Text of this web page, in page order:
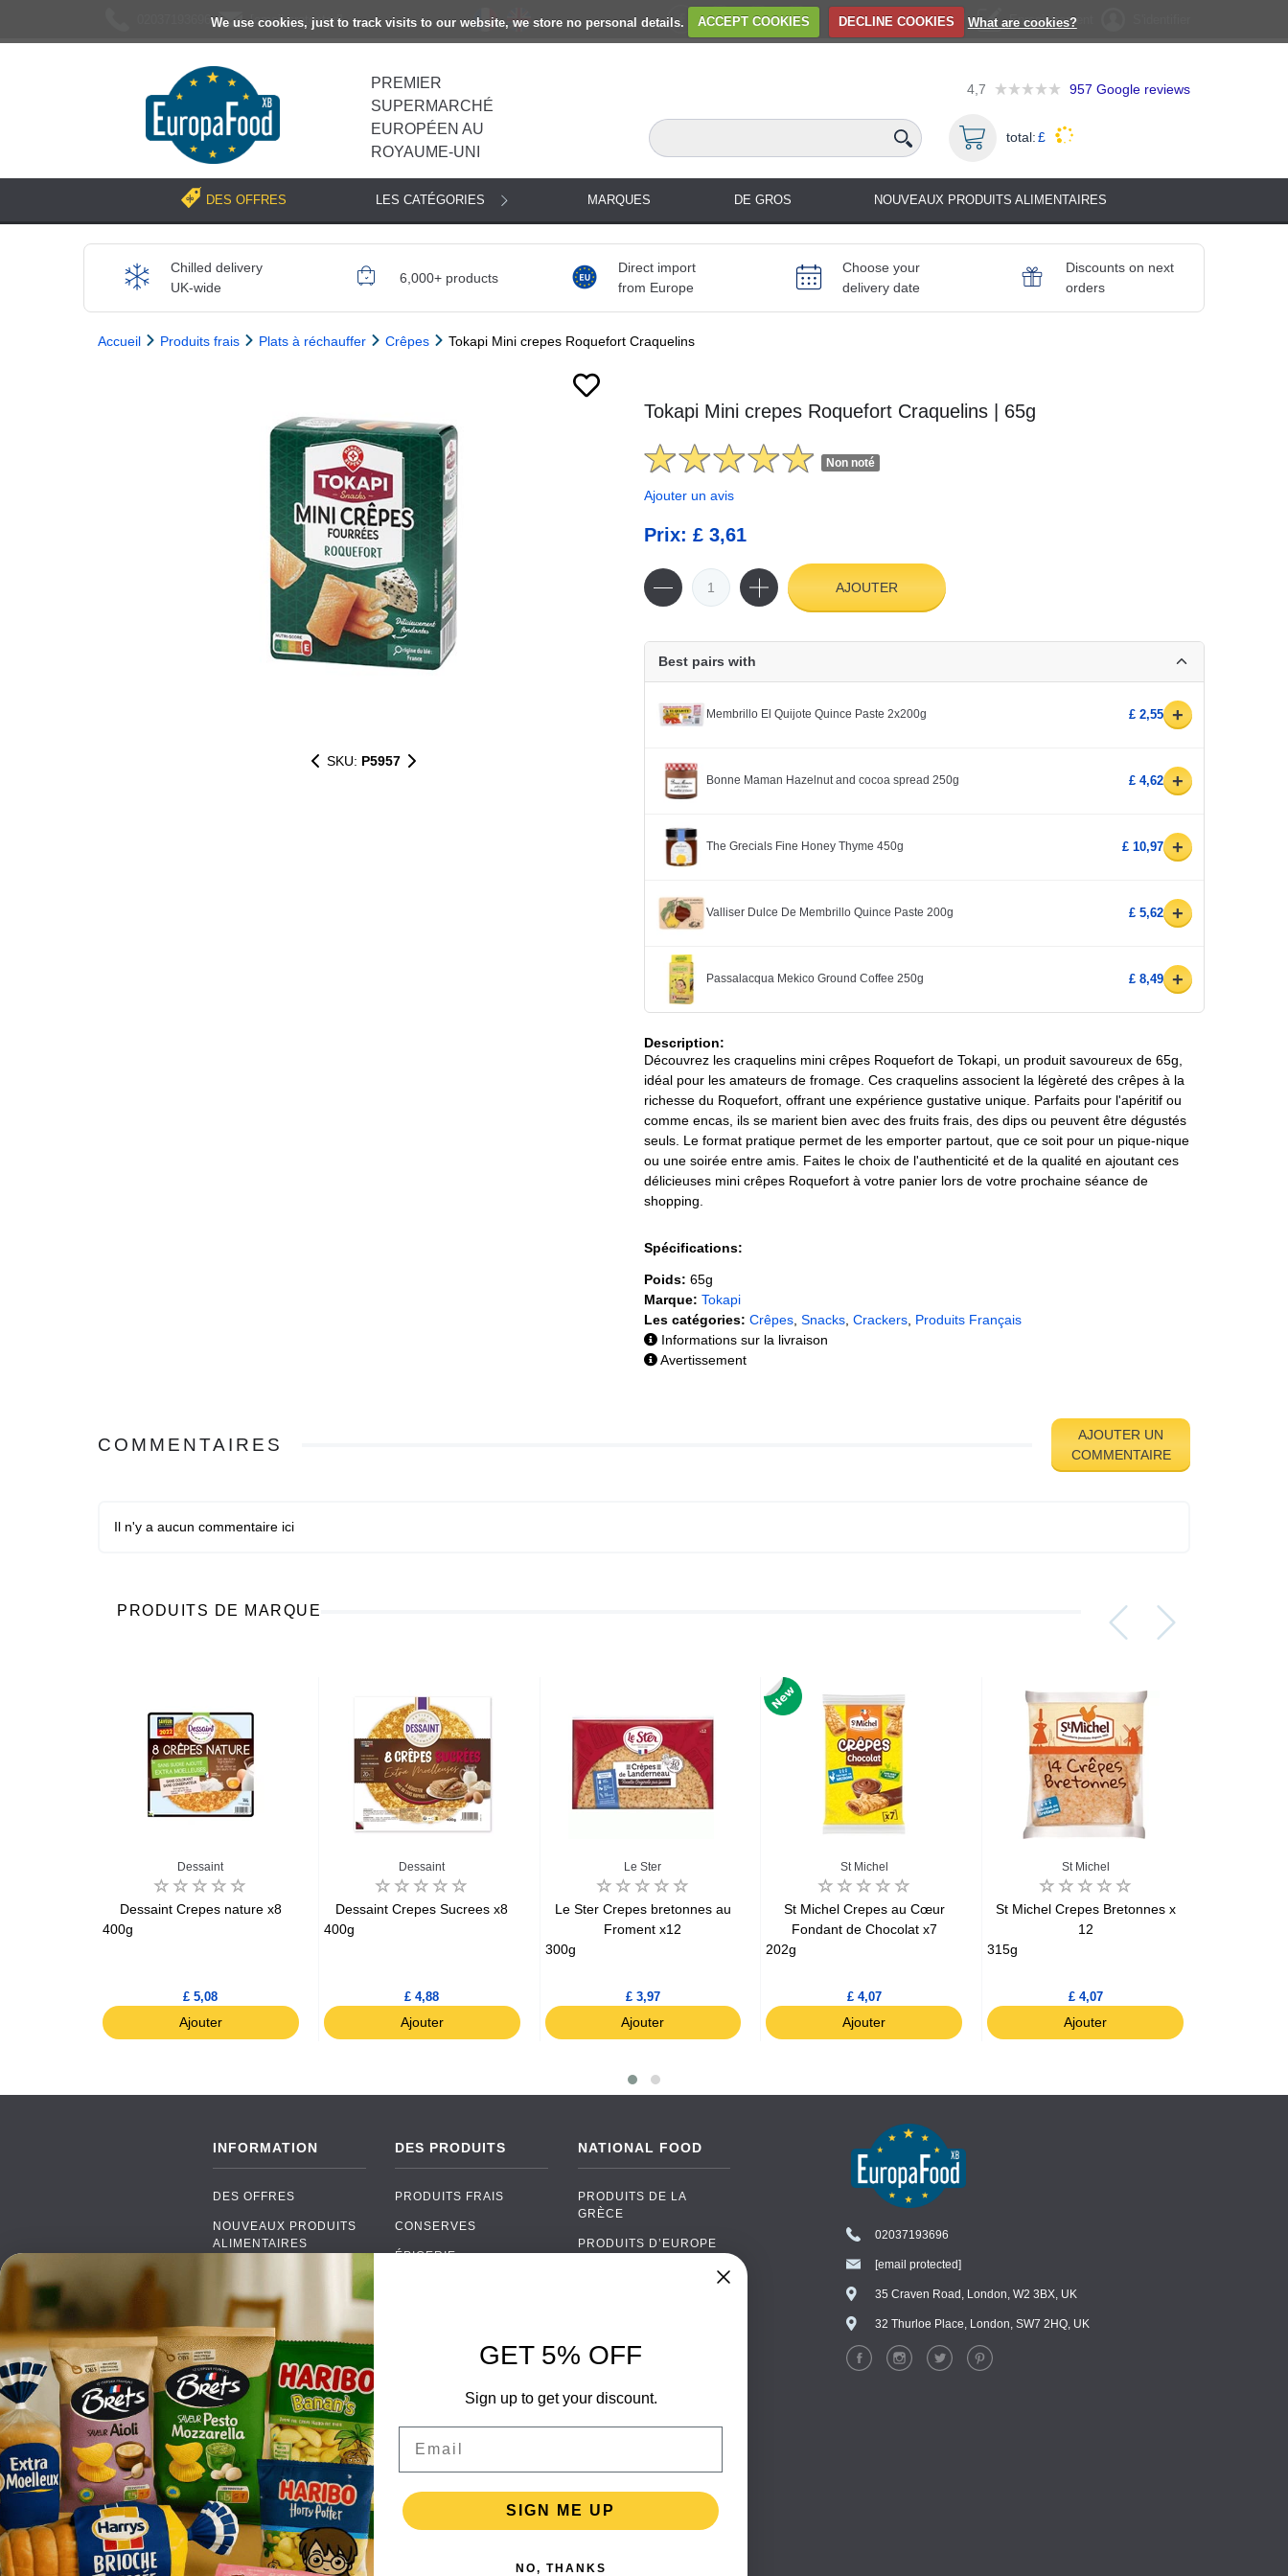
We use cookies, just to track visits to our website, we store no personal details. ACCEPT COOKIES DECLINE COOKIES What are cookies?
[email protected] Enregistrement
PREMIER
SUPERMARCHÉ
EUROPÉEN AU
ROYAUME-UNI
4,7 957 Google reviews
total:£
DES OFFRES LES CATÉGORIES MARQUES DE GROS NOUVEAUX PRODUITS ALIMENTAIRES
Chilled delivery
UK-wide
6,000+ products
Direct import
from Europe
Choose your
delivery date
Discounts on next
orders
Accueil Produits frais Plats à réchauffer Crêpes Tokapi Mini crepes Roquefort Craquelins
SKU: P5957
Tokapi Mini crepes Roquefort Craquelins | 65g
Non noté
Ajouter un avis
Prix: £ 3,61
AJOUTER
Best pairs with
Membrillo El Quijote Quince Paste 2x200g £ 2,55 +
Bonne Maman Hazelnut and cocoa spread 250g £ 4,62 +
The Grecials Fine Honey Thyme 450g £ 10,97 +
Valliser Dulce De Membrillo Quince Paste 200g £ 5,62 +
Passalacqua Mekico Ground Coffee 250g £ 8,49 +
Description:
Découvrez les craquelins mini crêpes Roquefort de Tokapi, un produit savoureux de 65g,
idéal pour les amateurs de fromage. Ces craquelins associent la légèreté des crêpes à la
richesse du Roquefort, offrant une expérience gustative unique. Parfaits pour l'apéritif ou
comme encas, ils se marient bien avec des fruits frais, des dips ou peuvent être dégustés
seuls. Le format pratique permet de les emporter partout, que ce soit pour un pique-nique
ou une soirée entre amis. Faites le choix de l'authenticité et de la qualité en ajoutant ces
délicieuses mini crêpes Roquefort à votre panier lors de votre prochaine séance de
shopping.
Spécifications:
Poids: 65g
Marque: Tokapi
Les catégories: Crêpes Snacks Crackers Produits Français
Informations sur la livraison
Avertissement
COMMENTAIRES
AJOUTER UN
COMMENTAIRE
Il n'y a aucun commentaire ici
PRODUITS DE MARQUE
Dessaint
Dessaint Crepes nature x8
400g
£ 5,08
Ajouter
Dessaint
Dessaint Crepes Sucrees x8
400g
£ 4,88
Ajouter
Le Ster
Le Ster Crepes bretonnes au
Froment x12
300g
£ 3,97
Ajouter
St Michel
St Michel Crepes au Cœur
Fondant de Chocolat x7
202g
£ 4,07
Ajouter
St Michel
St Michel Crepes Bretonnes x
12
315g
£ 4,07
Ajouter
INFORMATION
DES OFFRES
NOUVEAUX PRODUITS
ALIMENTAIRES
FAQ
PAIEMENTS
LIVRAISON
DE GROS
CONTACTEZ NOUS
TERMES ET
CONDITIONS
POLITIQUE DE
CONFIDENTIALITÉ
RETURNS
DES PRODUITS
PRODUITS FRAIS
CONSERVES
ÉPICERIE
ALIMENTAIRES
NATIONAL FOOD
PRODUITS DE LA
GRÈCE
PRODUITS D’EUROPE
CUISINE ESPAGNOLE
02037193696
[email protected]
35 Craven Road, London, W2 3BX, UK
32 Thurloe Place, London, SW7 2HQ, UK
Chat
Chat with our support team
GET 5% OFF
Sign up to get your discount.
SIGN ME UP
NO, THANKS